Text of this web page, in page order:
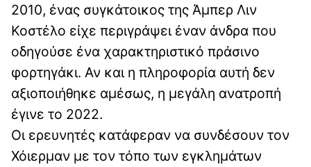
2010, ένας συγκάτοικος της Άμπερ Λιν
Κοστέλο είχε περιγράψει έναν άνδρα που
οδηγούσε ένα χαρακτηριστικό πράσινο
φορτηγάκι. Αν και η πληροφορία αυτή δεν
αξιοποιήθηκε αμέσως, η μεγάλη ανατροπή
έγινε το 2022.
Οι ερευνητές κατάφεραν να συνδέσουν τον
Χόιερμαν με τον τόπο των εγκλημάτων